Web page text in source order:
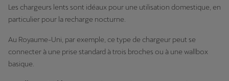
Les chargeurs lents sont idéaux pour une utilisation domestique, en
particulier pour la recharge nocturne.
Au Royaume-Uni, par exemple, ce type de chargeur peut se
connecter à une prise standard à trois broches ou à une wallbox
basique.